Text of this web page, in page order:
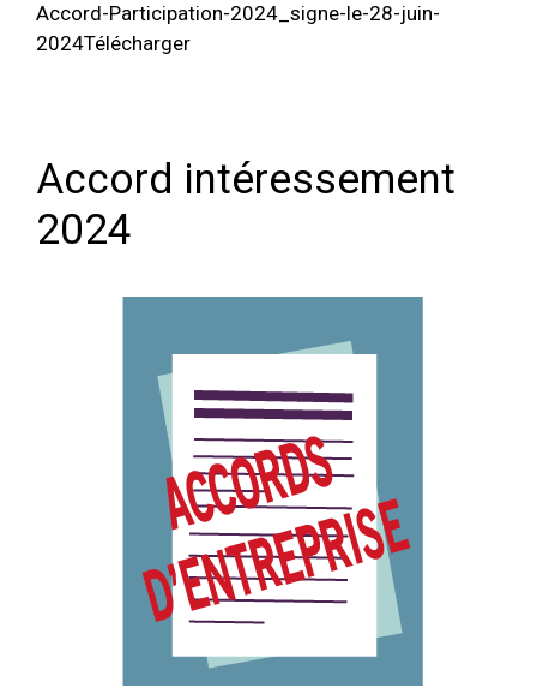
Accord-Participation-2024_signe-le-28-juin-
2024Télécharger
Accord intéressement
2024